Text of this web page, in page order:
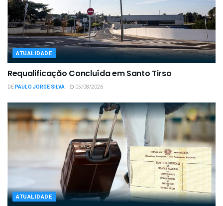
ATUALIDADE
Requalificação Concluída em Santo Tirso
DEPAULO JORGE SILVA 05/08/2026
ATUALIDADE